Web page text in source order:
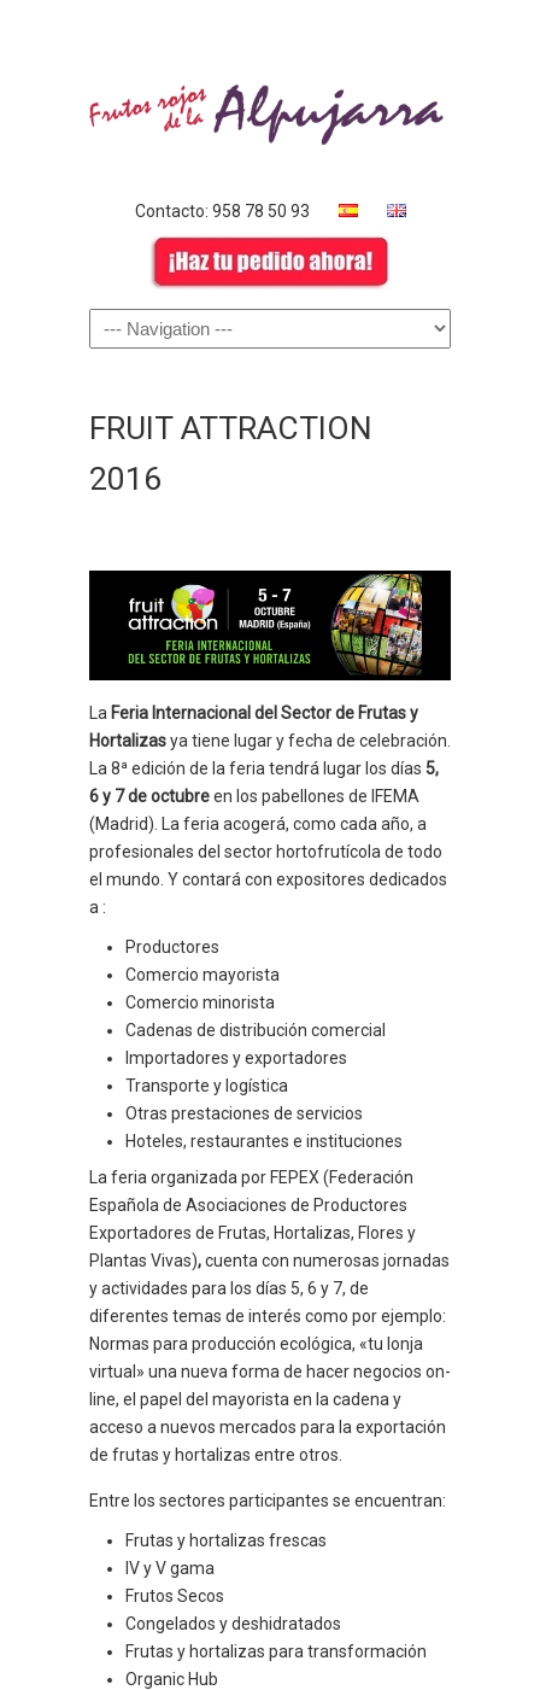
Contacto: 958 78 50 93
FRUIT ATTRACTION
2016
La Feria Internacional del Sector de Frutas y
Hortalizasya tiene lugar y fecha de celebración.
La 8ª edición de la feria tendrá lugar los días 5,
6 y 7 de octubreen los pabellones de IFEMA
(Madrid). La feria acogerá, como cada año, a
profesionales del sector hortofrutícola de todo
el mundo. Y contará con expositores dedicados
a :
Productores
Comercio mayorista
Comercio minorista
Cadenas de distribución comercial
Importadores y exportadores
Transporte y logística
Otras prestaciones de servicios
Hoteles, restaurantes e instituciones
La feria organizada por FEPEX (Federación
Española de Asociaciones de Productores
Exportadores de Frutas, Hortalizas, Flores y
Plantas Vivas),cuenta con numerosas jornadas
y actividades para los días 5, 6 y 7, de
diferentes temas de interés como por ejemplo:
Normas para producción ecológica, «tu lonja
virtual» una nueva forma de hacer negocios on-
line, el papel del mayorista en la cadena y
acceso a nuevos mercados para la exportación
de frutas y hortalizas entre otros.
Entre los sectores participantes se encuentran:
Frutas y hortalizas frescas
IV y V gama
Frutos Secos
Congelados y deshidratados
Frutas y hortalizas para transformación
Organic Hub